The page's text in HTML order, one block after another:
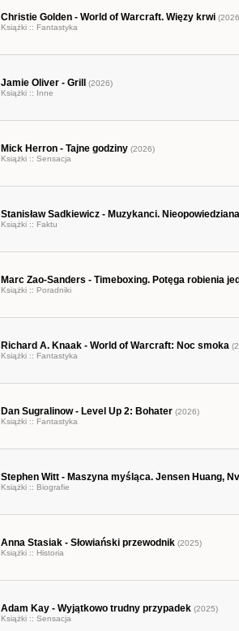
Christie Golden - World of Warcraft. Więzy krwi
Książki :: Fantastyka
Jamie Oliver - Grill
(2026)
Książki :: Inne
Mick Herron - Tajne godziny (2026)
Książki :: Sensacja
Stanisław Sadkiewicz - Muzykanci.
Książki :: Faktu
Marc Zao-Sanders - Timeboxing. Potęga robienia
Książki :: Poradniki
Richard A. Knaak - World of Warcraft: Noc smoka
Książki :: Fantastyka
Dan Sugralinow - Level Up 2: Bohater (2026)
Książki :: Fantastyka
Stephen Witt - Maszyna myśląca. Jensen Huang,
Książki :: Biografie
Anna Stasiak - Słowiański przewodnik (2025)
Książki :: Historia
Adam Kay - Wyjątkowo trudny przypadek (2025)
Książki :: Sensacja